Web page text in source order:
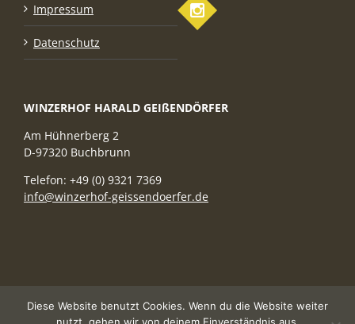
Impressum
Datenschutz
WINZERHOF HARALD GEIßENDÖRFER
Am Hühnerberg 2
D-97320 Buchbrunn
Telefon: +49 (0) 9321 7369
info@winzerhof-geissendoerfer.de
Diese Website benutzt Cookies. Wenn du die Website weiter